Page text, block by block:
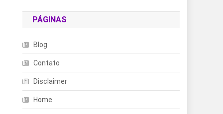
PÁGINAS
Blog
Contato
Disclaimer
Home